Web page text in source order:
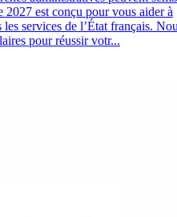
2027 est conçu pour vous aider à
services de l’État français.
pour réussir votr...